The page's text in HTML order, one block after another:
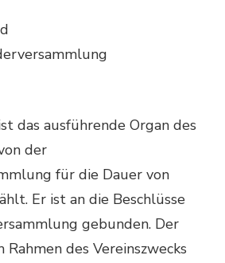
das ausführende Organ des
der
für die Dauer von
Er ist an die Beschlüsse
gebunden. Der
Rahmen des Vereinszwecks